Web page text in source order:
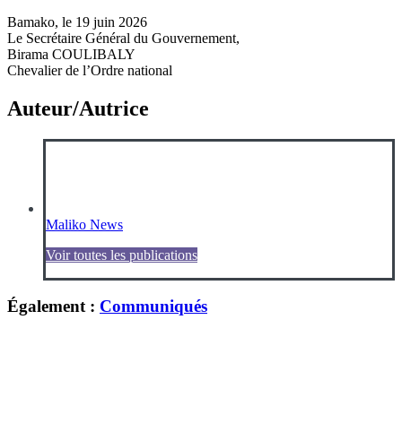
Bamako, le 19 juin 2026
Le Secrétaire Général du Gouvernement,
Birama COULIBALY
Chevalier de l’Ordre national
Auteur/Autrice
Maliko News
Voir toutes les publications
Également : Communiqués